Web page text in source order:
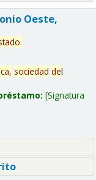
Oeste,
.
sociedad del
Signatura